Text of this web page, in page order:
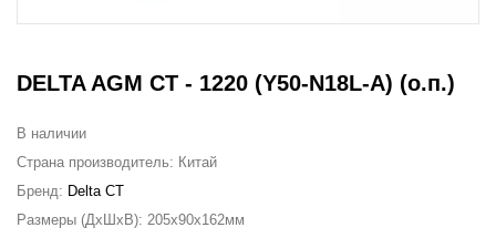
DELTA AGM CT - 1220 (Y50-N18L-A) (о.п.)
В наличии
Страна производитель: Китай
Бренд: Delta CT
Размеры (ДxШxВ): 205x90x162мм